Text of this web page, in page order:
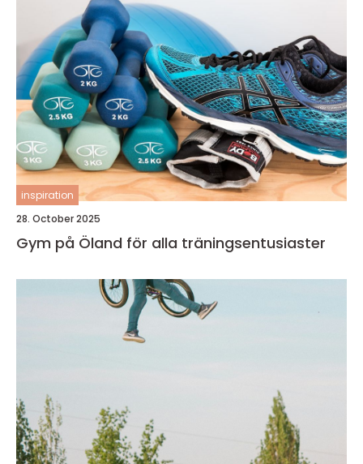
inspiration
28. October 2025
Gym på Öland för alla träningsentusiaster